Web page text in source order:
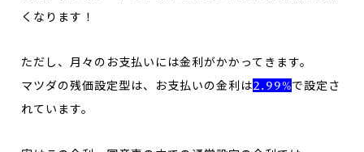
くなります！
ただし、月々のお支払いには金利がかかってきます。
マツダの残価設定型は、お支払いの金利は2.99%で設定さ
れています。